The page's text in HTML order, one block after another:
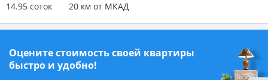
14.95 соток 20 км от МКАД
Оцените стоимость своей квартиры
быстро и удобно!